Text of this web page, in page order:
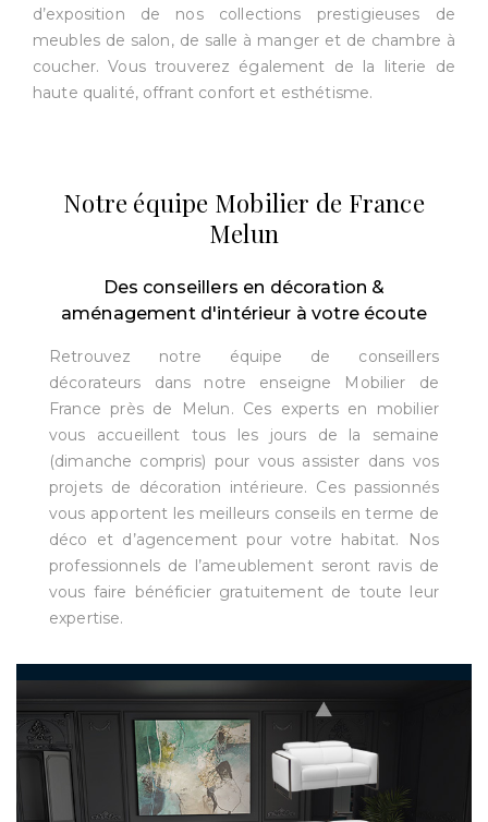
d’exposition de nos collections prestigieuses de
meubles de salon, de salle à manger et de chambre à
coucher. Vous trouverez également de la literie de
haute qualité, offrant confort et esthétisme.
Notre équipe Mobilier de France
Melun
Des conseillers en décoration &
aménagement d'intérieur à votre écoute
Retrouvez notre équipe de conseillers
décorateurs dans notre enseigne Mobilier de
France près de Melun. Ces experts en mobilier
vous accueillent tous les jours de la semaine
(dimanche compris) pour vous assister dans vos
projets de décoration intérieure. Ces passionnés
vous apportent les meilleurs conseils en terme de
déco et d’agencement pour votre habitat. Nos
professionnels de l’ameublement seront ravis de
vous faire bénéficier gratuitement de toute leur
expertise.